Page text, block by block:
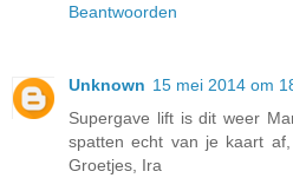
Beantwoorden
Unknown 15 mei 2014 om
Supergave lift is dit weer
spatten echt van je kaart
Groetjes, Ira